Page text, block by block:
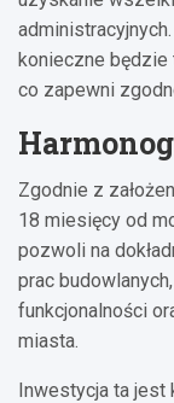
konieczne będzie
co zapewni
Zgodnie z
18 miesięcy od
pozwoli na
prac
funkcjonalności
miasta.
Inwestycja ta jest